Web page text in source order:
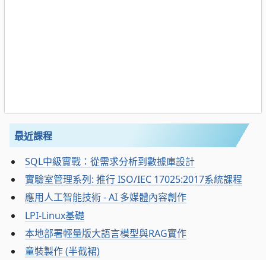
最近課程
SQL中級實戰：從需求分析到數據庫設計
實驗室管理系列: 推行 ISO/IEC 17025:2017系統課程
應用人工智能技術 - AI 多媒體內容創作
LPI-Linux基礎
本地部署輕量版大語言模型與RAG實作
童裝製作 (半截裙)